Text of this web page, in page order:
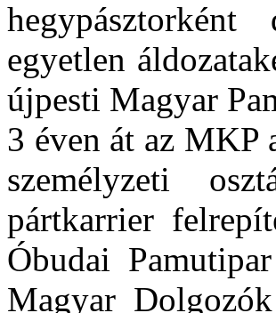
egyetlen
újpesti Magyar
3 éven át az MKP
személyzeti
pártkarrier
Óbudai
Magyar